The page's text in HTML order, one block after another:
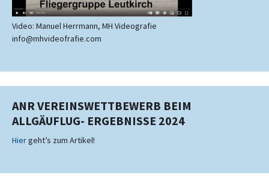
Video: Manuel Herrmann, MH Videografie
info@mhvideofrafie.com
ANR VEREINSWETTBEWERB BEIM
ALLGÄUFLUG- ERGEBNISSE 2024
Hiergeht’s zum Artikel!